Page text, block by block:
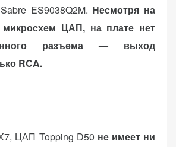
ES9038Q2M. Несмотря на
микросхем ЦАП, на плате нет
разъема — выход
RCA.
ЦАП Topping D50 не имеет ни